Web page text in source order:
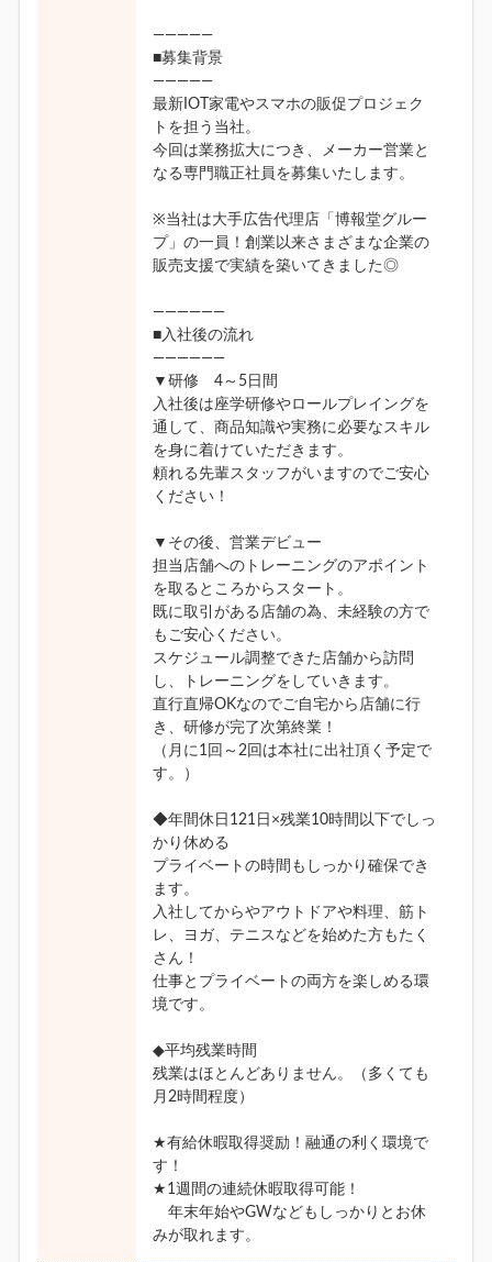
―――――
■募集背景
―――――
最新IOT家電やスマホの販促プロジェク
トを担う当社。
今回は業務拡大につき、メーカー営業と
なる専門職正社員を募集いたします。
※当社は大手広告代理店「博報堂グルー
プ」の一員！創業以来さまざまな企業の
販売支援で実績を築いてきました◎
――――――
■入社後の流れ
――――――
▼研修 4～5日間
入社後は座学研修やロールプレイングを
通して、商品知識や実務に必要なスキル
を身に着けていただきます。
頼れる先輩スタッフがいますのでご安心
ください！
▼その後、営業デビュー
担当店舗へのトレーニングのアポイント
を取るところからスタート。
既に取引がある店舗の為、未経験の方で
もご安心ください。
スケジュール調整できた店舗から訪問
し、トレーニングをしていきます。
直行直帰OKなのでご自宅から店舗に行
き、研修が完了次第終業！
（月に1回～2回は本社に出社頂く予定で
す。）
◆年間休日121日×残業10時間以下でしっ
かり休める
プライベートの時間もしっかり確保でき
ます。
入社してからやアウトドアや料理、筋ト
レ、ヨガ、テニスなどを始めた方もたく
さん！
仕事とプライベートの両方を楽しめる環
境です。
◆平均残業時間
残業はほとんどありません。（多くても
月2時間程度）
★有給休暇取得奨励！融通の利く環境で
す！
★1週間の連続休暇取得可能！
年末年始やGWなどもしっかりとお休
みが取れます。